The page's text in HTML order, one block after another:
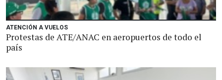
ATENCIÓN A VUELOS
Protestas de ATE/ANAC en aeropuertos de todo el
país